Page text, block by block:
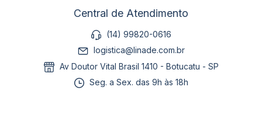
Central de Atendimento
(14) 99820-0616
logistica@linade.com.br
Av Doutor Vital Brasil 1410 - Botucatu - SP
Seg. a Sex. das 9h às 18h